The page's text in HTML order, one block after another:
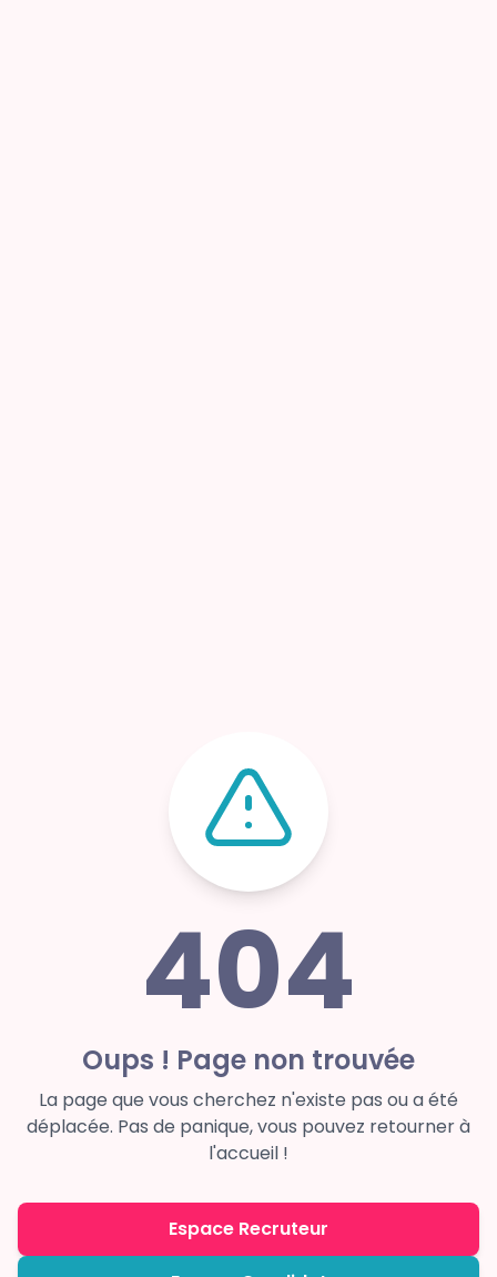
404
Oups ! Page non trouvée
La page que vous cherchez n'existe pas ou a été
déplacée. Pas de panique, vous pouvez retourner à
l'accueil !
Espace Recruteur